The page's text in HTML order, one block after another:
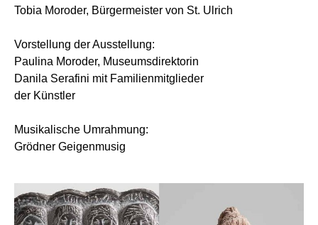
Tobia Moroder, Bürgermeister von St. Ulrich
Vorstellung der Ausstellung:
Paulina Moroder, Museumsdirektorin
Danila Serafini mit Familienmitglieder
der Künstler
Musikalische Umrahmung:
Grödner Geigenmusig